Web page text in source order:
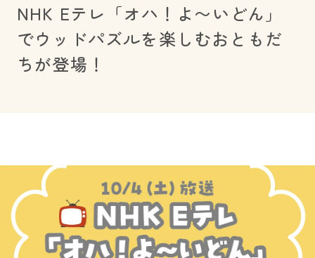
NHK Eテレ「オハ！よ〜いどん」
でウッドパズルを楽しむおともだ
ちが登場！